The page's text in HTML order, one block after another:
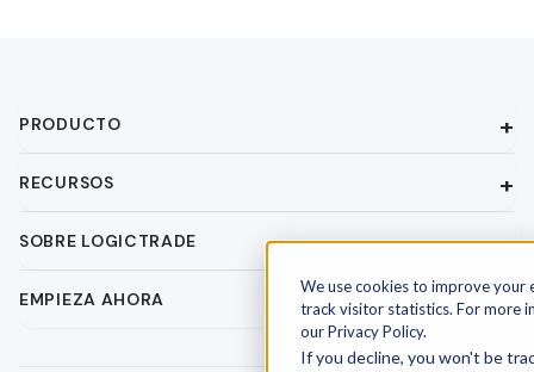
We use cookies to improve your
track visitor statistics. For more
our Privacy Policy.
If you decline, you won't be
PRODUCTO
RECURSOS
SOBRE LOGICTRADE
EMPIEZA AHORA